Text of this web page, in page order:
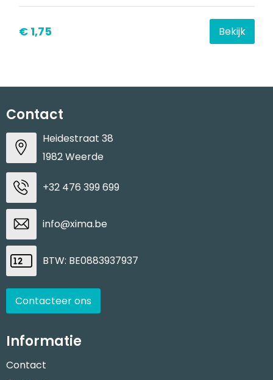
€ 1,75 Bekijk
Contact
Heidestraat 38
1982 Weerde
+32 476 399 699
info@xima.be
BTW: BE0883937937
Contacteer ons
Informatie
Contact